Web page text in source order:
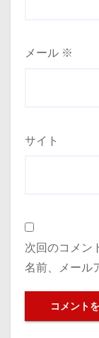
メール ※
サイト
次回のコメン
名前、メール